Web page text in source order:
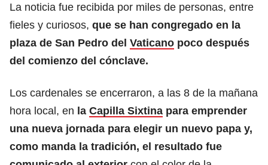
La noticia fue recibida por miles de personas, entre
fieles y curiosos, que se han congregado en la
plaza de San Pedro del Vaticano poco después
del comienzo del cónclave.
Los cardenales se encerraron, a las 8 de la mañana
hora local, en la Capilla Sixtina para emprender
una nueva jornada para elegir un nuevo papa y,
como manda la tradición, el resultado fue